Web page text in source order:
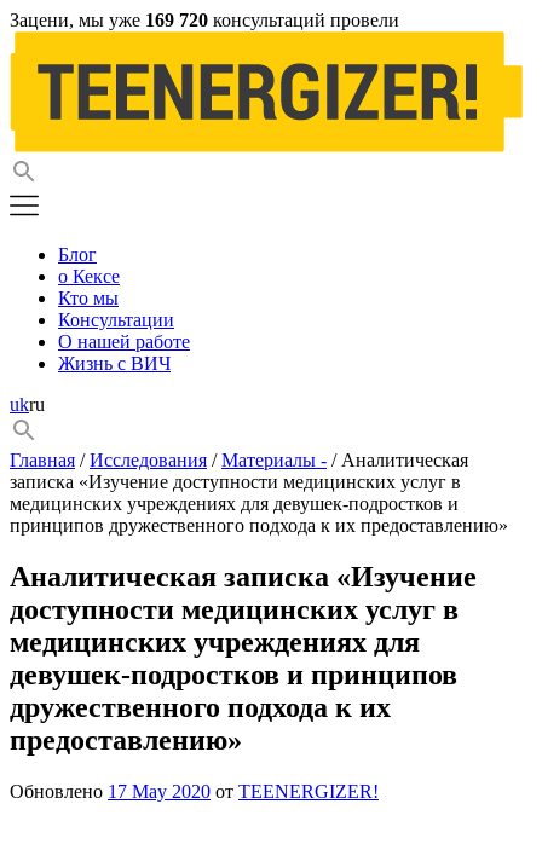
Зацени, мы уже 169 720 консультаций провели
Блог
о Кексе
Кто мы
Консультации
О нашей работе
Жизнь с ВИЧ
ukru
Главная /Исследования /Материалы - / Аналитическая
записка «Изучение доступности медицинских услуг в
медицинских учреждениях для девушек-подростков и
принципов дружественного подхода к их предоставлению»
Аналитическая записка «Изучение
доступности медицинских услуг в
медицинских учреждениях для
девушек-подростков и принципов
дружественного подхода к их
предоставлению»
Обновлено 17 May 2020 от TEENERGIZER!